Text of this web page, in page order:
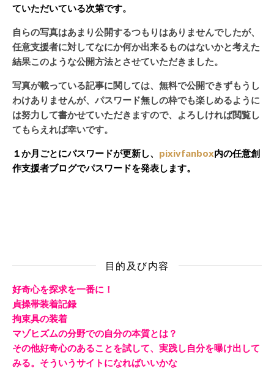
ていただいている次第です。
自らの写真はあまり公開するつもりはありませんでしたが、
任意支援者に対してなにか何か出来るものはないかと考えた
結果このような公開方法とさせていただきました。
写真が載っている記事に関しては、無料で公開できずもうし
わけありませんが、パスワード無しの枠でも楽しめるように
は努力して書かせていただきますので、よろしければ閲覧し
てもらえれば幸いです。
１か月ごとにパスワードが更新し、 pixivfanbox内の任意創
作支援者ブログでパスワードを発表します。
目的及び内容
好奇心を探求を一番に！
貞操帯装着記録
拘束具の装着
マゾヒズムの分野での自分の本質とは？
その他好奇心のあることを試して、実践し自分を曝け出して
みる。そういうサイトになればいいかな